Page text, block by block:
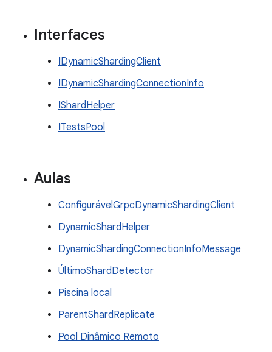
Interfaces
IDynamicShardingClient
IDynamicShardingConnectionInfo
IShardHelper
ITestsPool
Aulas
ConfigurávelGrpcDynamicShardingClient
DynamicShardHelper
DynamicShardingConnectionInfoMessage
ÚltimoShardDetector
Piscina local
ParentShardReplicate
Pool Dinâmico Remoto